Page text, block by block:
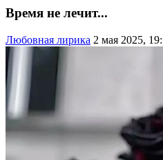
Время не лечит...
Любовная лирика 2 мая 2025,